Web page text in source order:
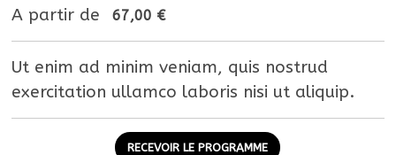
A partir de 67,00 €
Ut enim ad minim veniam, quis nostrud
exercitation ullamco laboris nisi ut aliquip.
RECEVOIR LE PROGRAMME